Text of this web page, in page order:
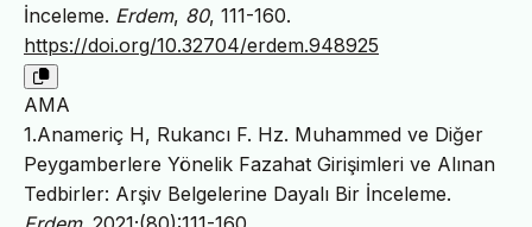
İnceleme. Erdem, 80, 111-160.
https://doi.org/10.32704/erdem.948925
AMA
1.Anameriç H, Rukancı F. Hz. Muhammed ve Diğer
Peygamberlere Yönelik Fazahat Girişimleri ve Alınan
Tedbirler: Arşiv Belgelerine Dayalı Bir İnceleme.